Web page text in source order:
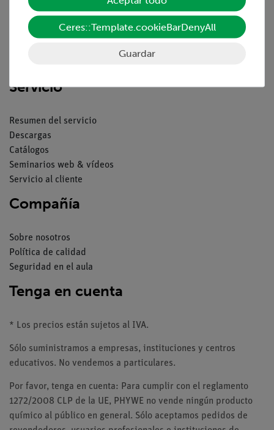
Contacto
Condiciones comerciales generales
Servicio
Resumen del servicio
Descargas
Catálogos
Seminarios web & vídeos
Servicio al cliente
Compañía
Sobre nosotros
Política de calidad
Seguridad en el aula
Tenga en cuenta
* Los precios están sujetos al IVA.
Sólo suministramos a empresas, instituciones y centros
educativos. No vendemos a particulares.
Por favor, tenga en cuenta: Para cumplir con el reglamento
1272/2008 CLP de la UE, PHYWE no vende ningún producto
químico al público en general. Sólo aceptamos pedidos de
Ceres::Template.cookieBarDenyAll
Guardar